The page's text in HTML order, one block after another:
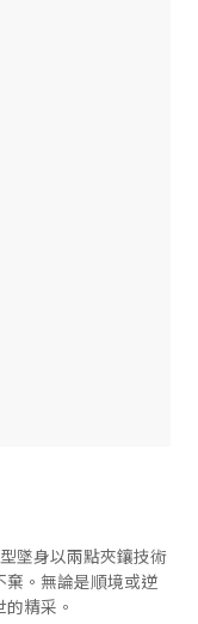
墜身以兩點夾鑲技術
。無論是順境或逆
精采。